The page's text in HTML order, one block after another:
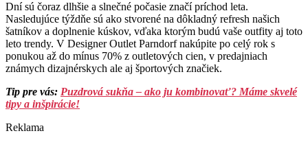
Dní sú čoraz dlhšie a slnečné počasie značí príchod leta.
Nasledujúce týždňe sú ako stvorené na dôkladný refresh našich
šatníkov a doplnenie kúskov, vďaka ktorým budú vaše outfity aj toto
leto trendy. V Designer Outlet Parndorf nakúpite po celý rok s
ponukou až do mínus 70% z outletových cien, v predajniach
známych dizajnérskych ale aj športových značiek.
Tip pre vás: Puzdrová sukňa – ako ju kombinovať? Máme skvelé
tipy a inšpirácie!
Reklama